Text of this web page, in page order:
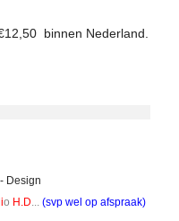
binnen Nederland.
Design
io H.D... (svp wel op afspraak)